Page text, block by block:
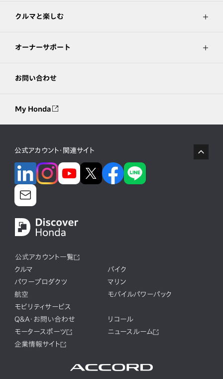
クルマと楽しむ
オーナーサポート
お問い合わせ
My Honda
公式アカウント・関連サイト
公式アカウント一覧
クルマ
バイク
パワープロダクツ
マリン
航空
モバイルパワーパック
モビリティサービス
Q&A・お問い合わせ
リコール
モータースポーツ
ニュースルーム
企業情報サイト